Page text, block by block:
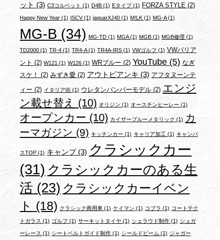
ット (3) C3コルベット (1) D4B (1) Eタイプ(1) FORZA STYLE(2)
Happy New Year (1) ISCV(1) jaguarXJ40(1) M!LK(1) MG-A(1)
MG-B (34) MG-TD (1) MGA(1) MGB (1) MGB修理 (1)
TD2000 (1) TR-4 (1) TR4-A(1) TR4A-IRS(1) VWゴルフ (1) VWバリア
ント (2) W121 (1) W126 (1) WRブルー (2) YouTube(5) なぎ
スケ！ (2) みずき愛 (2) アウトビアンキ (3) アフタヌーンテ
ィー (2) イタリア街 (1) ウレタンバンパーモデル (2) エンジ
ン載せ替え (10) オリジン (1) オースチンヒーレー (1)
オープンカー (10) カイザーブルーメタリック (1) カ
ーマガジン (9) キッチンカー (1) キャリア加工 (1) キャンバ
スTOP (1) キャンプ(3) クラシックカー
(31) クラシックカーのある生
活 (23) クラシックカーイベン
ト (18) クラシック商用車 (1) ケイマン (1) コブラ (1) コートテク
トガラス (1) ゴルフ (1) サーキットタイヤ (1) シェラウド制作(1) シュガ
ーレース (1) シートベルトガイド制作 (1) シールドビーム (1) ジャガー